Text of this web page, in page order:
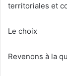
territoriales et
Le choix
Revenons à la